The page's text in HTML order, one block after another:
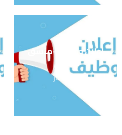
اعلان وظيفة -منسق
ميداني
آخر الأخبار